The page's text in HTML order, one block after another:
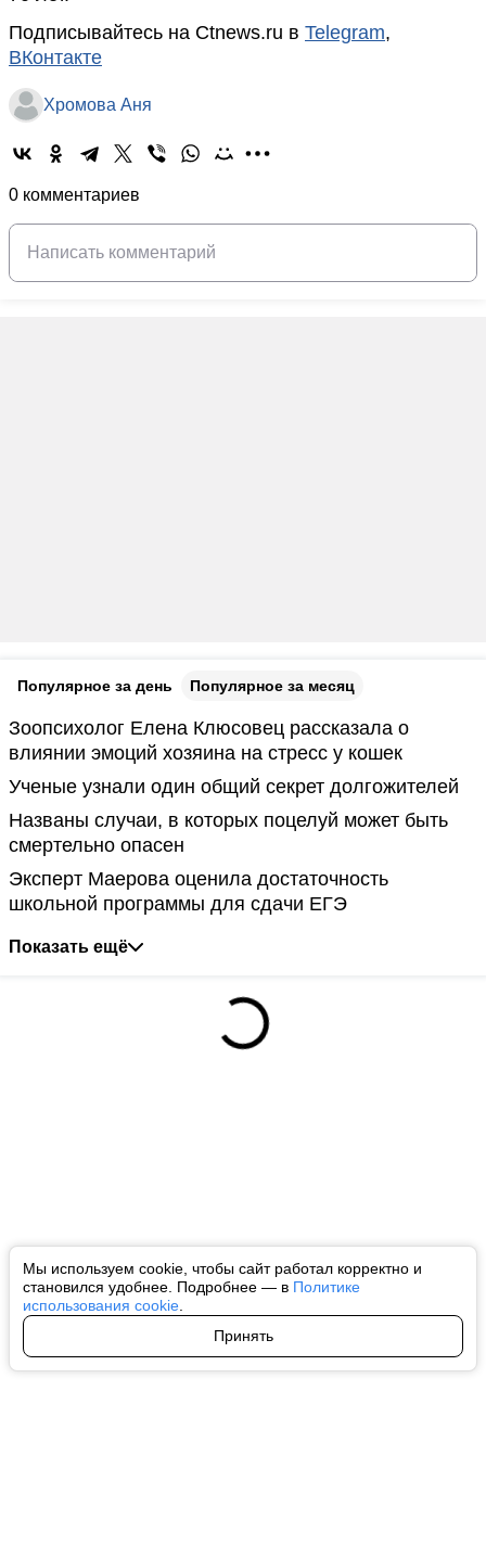
Мы используем cookie, чтобы сайт работал корректно и
становился удобнее. Подробнее — в Политике
использования cookie
Принять
Подписывайтесь на Ctnews.ru в Telegram,
ВКонтакте
Хромова Аня
0 комментариев
Популярное за день Популярное за месяц
Зоопсихолог Елена Клюсовец рассказала о
влиянии эмоций хозяина на стресс у кошек
Ученые узнали один общий секрет долгожителей
Названы случаи, в которых поцелуй может быть
смертельно опасен
Эксперт Маерова оценила достаточность
школьной программы для сдачи ЕГЭ
Показать ещё